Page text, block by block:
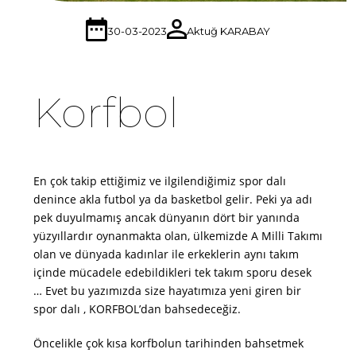
30-03-2023 Aktuğ KARABAY
Korfbol
En çok takip ettiğimiz ve ilgilendiğimiz spor dalı
denince akla futbol ya da basketbol gelir. Peki ya adı
pek duyulmamış ancak dünyanın dört bir yanında
yüzyıllardır oynanmakta olan, ülkemizde A Milli Takımı
olan ve dünyada kadınlar ile erkeklerin aynı takım
içinde mücadele edebildikleri tek takım sporu desek
… Evet bu yazımızda size hayatımıza yeni giren bir
spor dalı , KORFBOL’dan bahsedeceğiz.
Öncelikle çok kısa korfbolun tarihinden bahsetmek